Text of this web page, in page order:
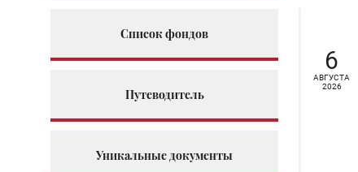
Список фондов
Путеводитель
Уникальные документы
6
АВГУСТА
2026